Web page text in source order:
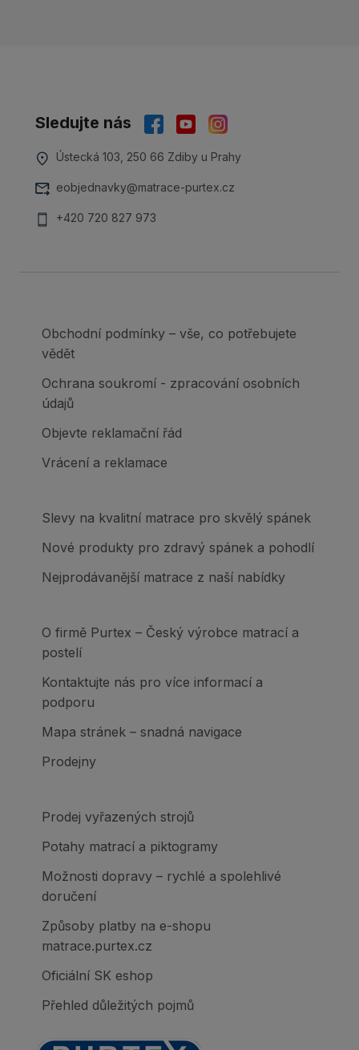
Sledujte nás
Ústecká 103, 250 66 Zdiby u Prahy
eobjednavky@matrace-purtex.cz
+420 720 827 973
Obchodní podmínky – vše, co potřebujete
vědět
Ochrana soukromí - zpracování osobních
údajů
Objevte reklamační řád
Vrácení a reklamace
Slevy na kvalitní matrace pro skvělý spánek
Nové produkty pro zdravý spánek a pohodlí
Nejprodávanější matrace z naší nabídky
O firmě Purtex – Český výrobce matrací a
postelí
Kontaktujte nás pro více informací a
podporu
Mapa stránek – snadná navigace
Prodejny
Prodej vyřazených strojů
Potahy matrací a piktogramy
Možnosti dopravy – rychlé a spolehlivé
doručení
Způsoby platby na e-shopu
matrace.purtex.cz
Oficiální SK eshop
Přehled důležitých pojmů